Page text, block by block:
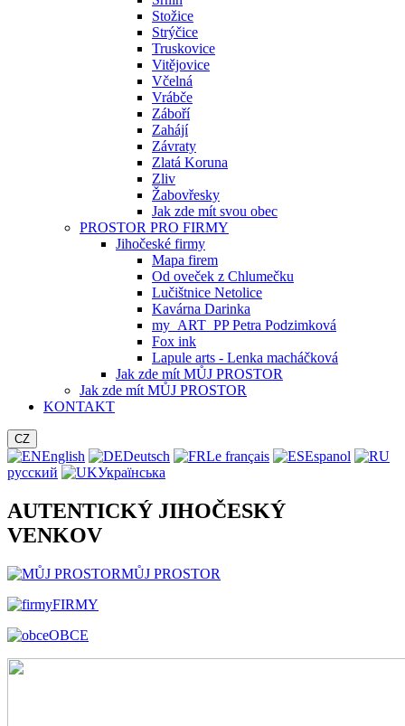
Stožice
Strýčice
Truskovice
Vitějovice
Včelná
Vrábče
Záboří
Zahájí
Závraty
Zlatá Koruna
Zliv
Žabovřesky
Jak zde mít svou obec
PROSTOR PRO FIRMY
Jihočeské firmy
Mapa firem
Od oveček z Chlumečku
Lučištnice Netolice
Kavárna Darinka
my_ART_PP Petra Podzimková
Fox ink
Lapule arts - Lenka macháčková
Jak zde mít MŮJ PROSTOR
Jak zde mít MŮJ PROSTOR
KONTAKT
CZ
English Deutsch Le français
Espanol
русский
Українська
AUTENTICKÝ JIHOČESKÝ
VENKOV
MŮJ PROSTOR
FIRMY
OBCE